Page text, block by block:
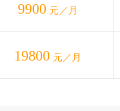
9900 元／月
19800 元／月